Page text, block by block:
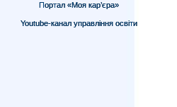
Портал «Моя кар’єра»
Youtube-канал управління освіти